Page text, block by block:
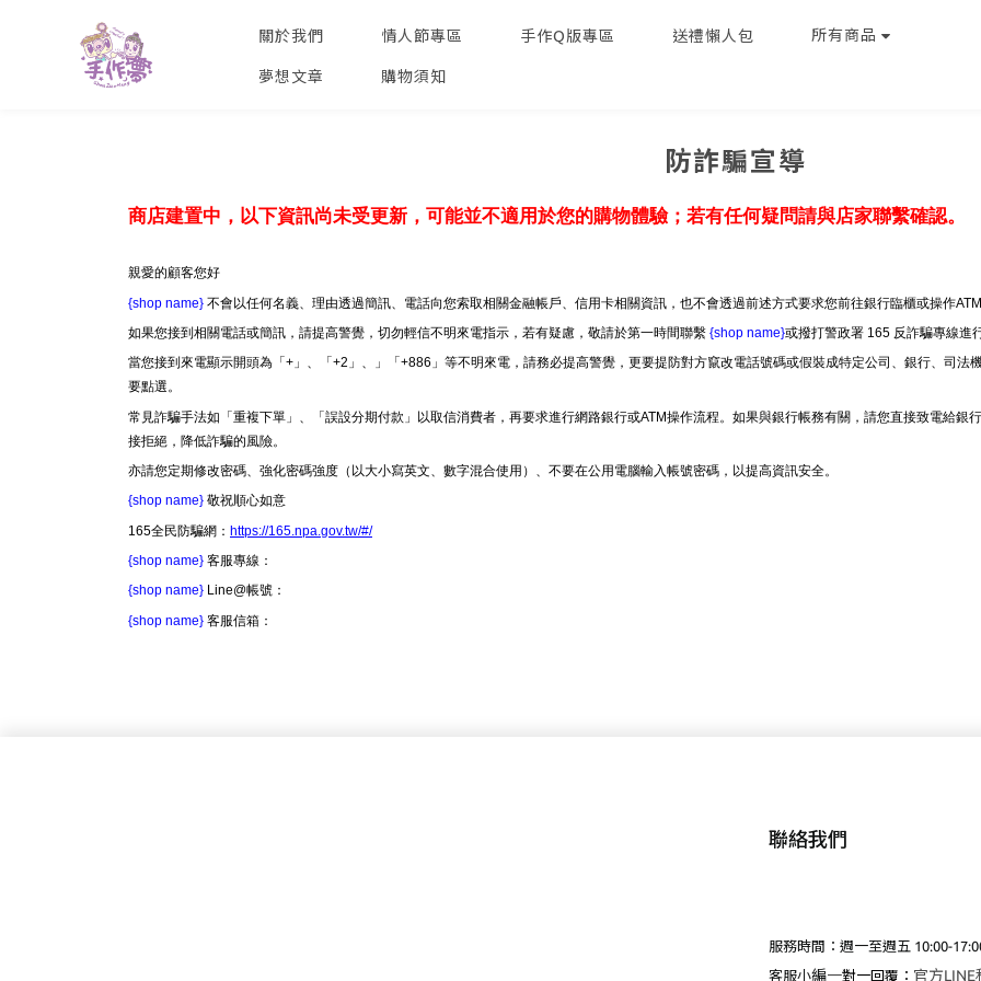
關於我們 情人節專區 手作Q版專區 送禮懶人包 所有商品
夢想文章 購物須知
防詐騙宣導
商店建置中，以下資訊尚未受更新，可能並不適用於您的購物體驗；若有任何疑問請與店家聯繫確認。
親愛的顧客您好
{shop name} 不會以任何名義、理由透過簡訊、電話向您索取相關金融帳戶、信用卡相關資訊，也不會透過前述方式要求您前往銀行臨櫃或操作ATM
如果您接到相關電話或簡訊，請提高警覺，切勿輕信不明來電指示，若有疑慮，敬請於第一時間聯繫 {shop name}或撥打警政署 165 反詐騙專線進
當您接到來電顯示開頭為「+」、「+2」、」「+886」等不明來電，請務必提高警覺，更要提防對方竄改電話號碼或假裝成特定公司、銀行、司法
要點選。
常見詐騙手法如「重複下單」、「誤設分期付款」以取信消費者，再要求進行網路銀行或ATM操作流程。如果與銀行帳務有關，請您直接致電給銀
接拒絕，降低詐騙的風險。
亦請您定期修改密碼、強化密碼強度（以大小寫英文、數字混合使用）、不要在公用電腦輸入帳號密碼，以提高資訊安全。
{shop name} 敬祝順心如意
165全民防騙網： https://165.npa.gov.tw/#/
{shop name} 客服專線：
{shop name} Line@帳號：
{shop name} 客服信箱：
聯絡我們
服務時間：週一至週五 10:00-
客服小編一對一回覆： 官方LINE